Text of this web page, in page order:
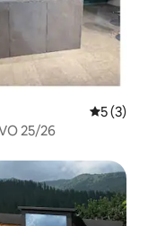
5 de
5 (3)
25/26